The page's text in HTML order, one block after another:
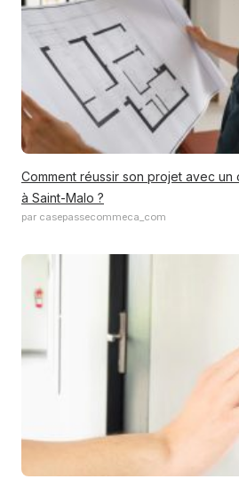
Comment réussir son projet avec un
à Saint-Malo ?
par casepassecommeca_com